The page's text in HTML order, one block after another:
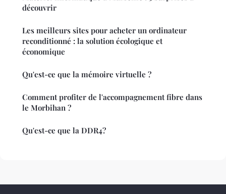
découvrir
Les meilleurs sites pour acheter un ordinateur
reconditionné : la solution écologique et
économique
Qu'est-ce que la mémoire virtuelle ?
Comment profiter de l'accompagnement fibre dans
le Morbihan ?
Qu'est-ce que la DDR4?